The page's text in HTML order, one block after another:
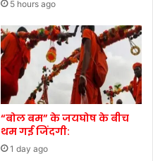
5 hours ago
“बोल बम” के जयघोष के बीच
थम गई जिंदगी:
1 day ago